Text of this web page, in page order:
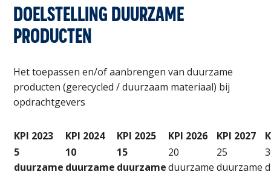
DOELSTELLING DUURZAME
PRODUCTEN
Het toepassen en/of aanbrengen van duurzame
producten (gerecycled / duurzaam materiaal) bij
opdrachtgevers
KPI 2023 KPI 2024 KPI 2025 KPI 2026 KPI 2027
5
duurzame
10
duurzame
15
duurzame
20
duurzame
25
duurzame